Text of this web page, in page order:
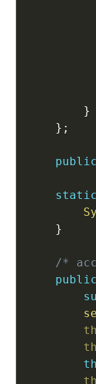
}
} ;
public
static
}
/*
public